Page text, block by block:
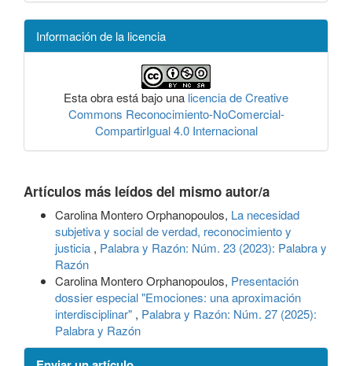
Información de la licencia
Esta obra está bajo una licencia de Creative
Commons Reconocimiento-NoComercial-
CompartirIgual 4.0 Internacional
Artículos más leídos del mismo autor/a
Carolina Montero Orphanopoulos, La necesidad
subjetiva y social de verdad, reconocimiento y
justicia , Palabra y Razón: Núm. 23 (2023): Palabra y
Razón
Carolina Montero Orphanopoulos, Presentación
dossier especial "Emociones: una aproximación
interdisciplinar" , Palabra y Razón: Núm. 27 (2025):
Palabra y Razón